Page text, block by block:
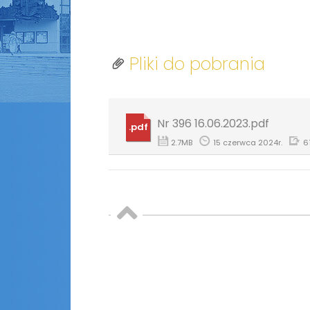
Pliki do pobrania
.pdf Nr 396 16.06.2023.pdf
2.7MB 15 czerwca 2024r.